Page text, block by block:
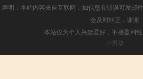
声明：本站内容来自互联网，如信息有错误可发邮
会及时纠正，谢谢
本站仅为个人兴趣爱好，不接盈利
小男孩